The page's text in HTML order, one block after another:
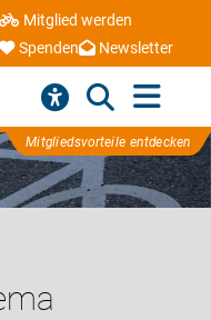
Mitglied werden
Spenden
Newsletter
Mitgliedsvorteile entdecken